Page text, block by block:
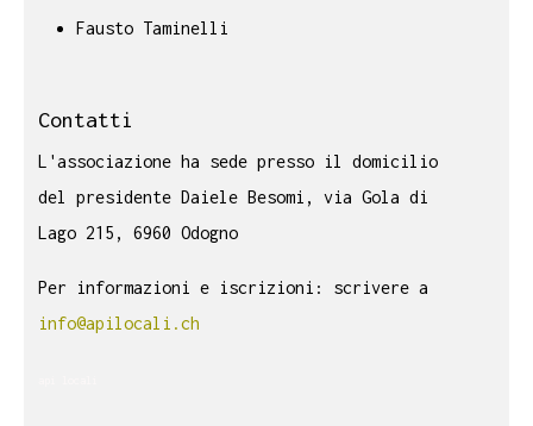
Fausto Taminelli
Contatti
L'associazione ha sede presso il domicilio
del presidente Daiele Besomi, via Gola di
Lago 215, 6960 Odogno
Per informazioni e iscrizioni: scrivere a
info@apilocali.ch